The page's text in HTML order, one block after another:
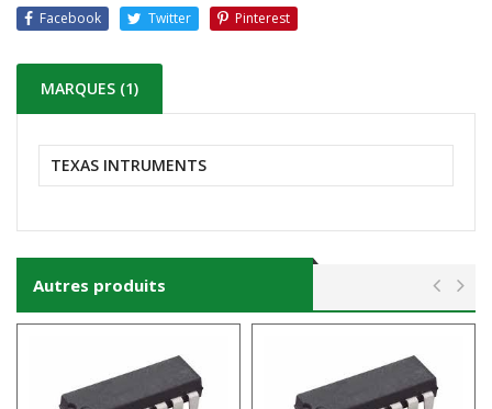
Facebook Twitter Pinterest
MARQUES (1)
TEXAS INTRUMENTS
Autres produits